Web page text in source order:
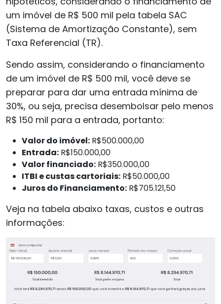
um imóvel de R$ 500 mil pela tabela SAC
(Sistema de Amortização Constante), sem
Taxa Referencial (TR).
Sendo assim, considerando o financiamento
de um imóvel de R$ 500 mil, você deve se
preparar para dar uma entrada mínima de
30%, ou seja, precisa desembolsar pelo menos
R$ 150 mil para a entrada, portanto:
Valor do imóvel: R$500.000,00
Entrada: R$150.000,00
Valor financiado: R$350.000,00
ITBI e custas cartoriais: R$50.000,00
Juros do Financiamento: R$705.121,50
Veja na tabela abaixo taxas, custos e outras
informações: